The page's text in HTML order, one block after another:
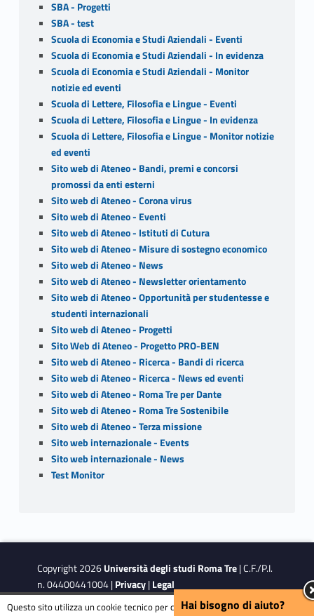
SBA - Progetti
SBA - test
Scuola di Economia e Studi Aziendali - Eventi
Scuola di Economia e Studi Aziendali - In evidenza
Scuola di Economia e Studi Aziendali - Monitor
notizie ed eventi
Scuola di Lettere, Filosofia e Lingue - Eventi
Scuola di Lettere, Filosofia e Lingue - In evidenza
Scuola di Lettere, Filosofia e Lingue - Monitor notizie
ed eventi
Sito web di Ateneo - Bandi, premi e concorsi
promossi da enti esterni
Sito web di Ateneo - Corona virus
Sito web di Ateneo - Eventi
Sito web di Ateneo - Istituti di Cutura
Sito web di Ateneo - Misure di sostegno economico
Sito web di Ateneo - News
Sito web di Ateneo - Newsletter orientamento
Sito web di Ateneo - Opportunità per studentesse e
studenti internazionali
Sito web di Ateneo - Progetti
Sito Web di Ateneo - Progetto PRO-BEN
Sito web di Ateneo - Ricerca - Bandi di ricerca
Sito web di Ateneo - Ricerca - News ed eventi
Sito web di Ateneo - Roma Tre per Dante
Sito web di Ateneo - Roma Tre Sostenibile
Sito web di Ateneo - Terza missione
Sito web internazionale - Events
Sito web internazionale - News
Test Monitor
Copyright 2026Università degli studi Roma Tre| C.F./P.I.
n. 04400441004 |Privacy|Legal
Notes|Accessibility|Accessibility TargetHai bisogno di aiuto?
Questo sito utilizza un cookie tecnico per consentire la corretta navigazione.